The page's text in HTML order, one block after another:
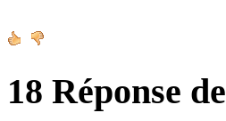
18 Réponse de